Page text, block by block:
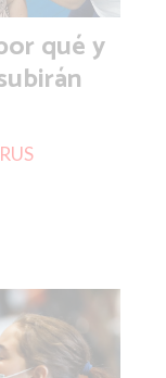
qué y